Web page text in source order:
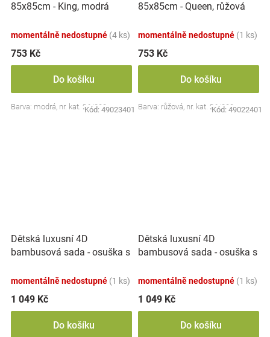
85x85cm - King, modrá
momentálně nedostupné (4 ks)
753 Kč
Do košíku
Barva: modrá, nr. kat. 26/800
Kód: 49023401
85x85cm - Queen, růžová
momentálně nedostupné (1 ks)
753 Kč
Do košíku
Barva: růžová, nr. kat. 26/800
Kód: 49022401
Dětská luxusní 4D
bambusová sada - osuška s
béžová
momentálně nedostupné (1 ks)
1 049 Kč
Do košíku
Dětská luxusní 4D
bambusová sada - osuška s
modrá
momentálně nedostupné (1 ks)
1 049 Kč
Do košíku